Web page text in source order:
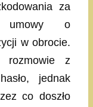
za
umowy o
w obrocie.
z
jednak
co doszło